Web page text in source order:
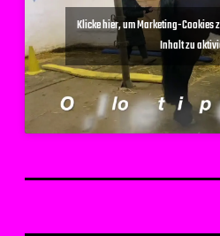
Klicke hier, um Marketing-Cookies
Inhalt zu